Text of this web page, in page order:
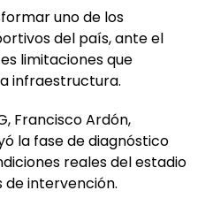
uno de los
del país, ante el
limitaciones que
infraestructura.
Francisco Ardón,
la fase de diagnóstico
reales del estadio
de intervención.